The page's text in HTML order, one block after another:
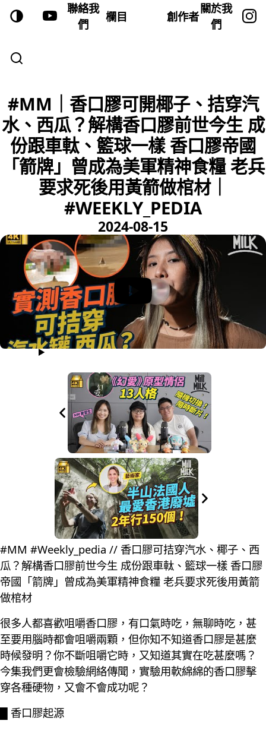
聯絡我
們
欄目 創作者
關於我
們
#MM｜香口膠可開椰子、拮穿汽
水、西瓜？解構香口膠前世今生 成
份跟車軚、籃球一樣 香口膠帝國
「箭牌」曾成為美軍精神食糧 老兵
要求死後用黃箭做棺材｜
#WEEKLY_PEDIA
2024-08-15
#MM #Weekly_pedia // 香口膠可拮穿汽水、椰子、西
瓜？解構香口膠前世今生 成份跟車軚、籃球一樣 香口膠
帝國「箭牌」曾成為美軍精神食糧 老兵要求死後用黃箭
做棺材
很多人都喜歡咀嚼香口膠，有口氣時吃，無聊時吃，甚
至要用腦時都會咀嚼兩顆，但你知不知道香口膠是甚麼
時候發明？你不斷咀嚼它時，又知道其實在吃甚麼嗎？
今集我們更會檢驗網絡傳聞，實驗用軟綿綿的香口膠擊
穿各種硬物，又會不會成功呢？
█ 香口膠起源